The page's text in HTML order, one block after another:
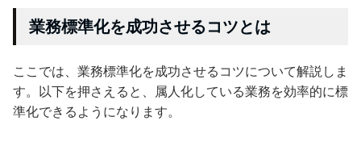
業務標準化を成功させるコツとは
ここでは、業務標準化を成功させるコツについて解説しま
す。以下を押さえると、属人化している業務を効率的に標
準化できるようになります。